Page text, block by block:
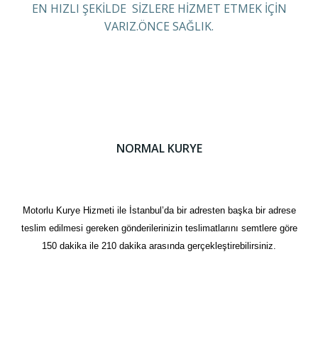
EN HIZLI ŞEKİLDE SİZLERE HİZMET ETMEK İÇİN
VARIZ.ÖNCE SAĞLIK.
NORMAL KURYE
Motorlu Kurye Hizmeti ile İstanbul’da bir adresten başka bir adrese
teslim edilmesi gereken gönderilerinizin teslimatlarını semtlere göre
150 dakika ile 210 dakika arasında gerçekleştirebilirsiniz.